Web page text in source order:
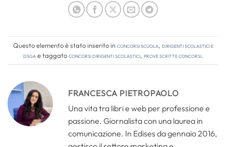
Questo elemento è stato inserito inConcorsi Scuola, Dirigenti Scolastici e
DSGAe taggatoconcorsi dirigenti scolastici, prove scritte concorsi.
FRANCESCA PIETROPAOLO
Una vita tra libri e web per professione e
passione. Giornalista con una laurea in
comunicazione. In Edises da gennaio 2016,